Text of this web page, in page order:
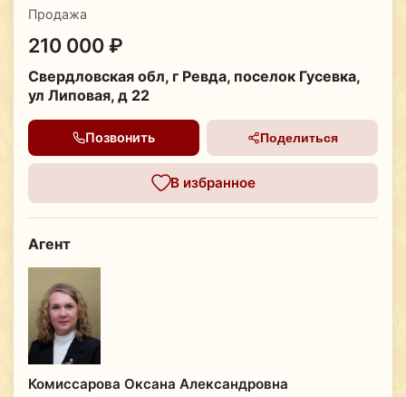
Продажа
210 000 ₽
Свердловская обл, г Ревда, поселок Гусевка,
ул Липовая, д 22
Позвонить Поделиться
В избранное
Агент
Комиссарова Оксана Александровна